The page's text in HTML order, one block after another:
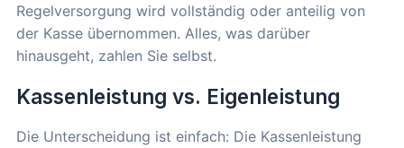
Regelversorgung wird vollständig oder anteilig von
der Kasse übernommen. Alles, was darüber
hinausgeht, zahlen Sie selbst.
Kassenleistung vs. Eigenleistung
Die Unterscheidung ist einfach: Die Kassenleistung